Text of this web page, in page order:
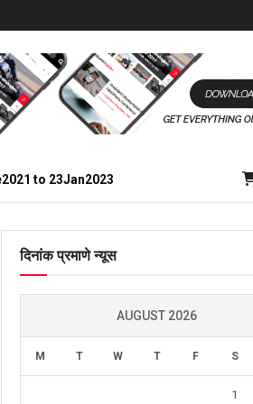
to 23Jan2023
दिनांक प्रमाणे न्यूस
AUGUST 2026
M T W T F S
1